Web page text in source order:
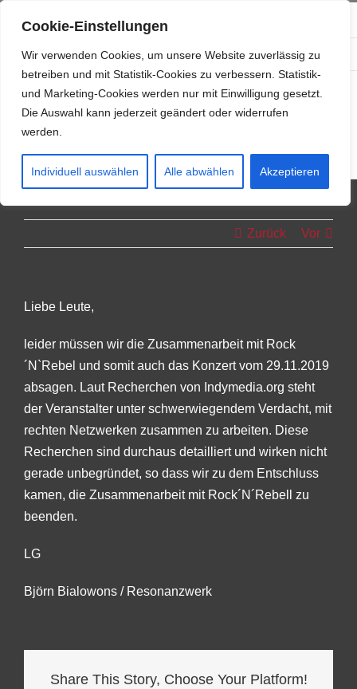
Cookie-Einstellungen
Wir verwenden Cookies, um unsere Website zuverlässig zu
betreiben und mit Statistik-Cookies zu verbessern. Statistik-
und Marketing-Cookies werden nur mit Einwilligung gesetzt.
Die Auswahl kann jederzeit geändert oder widerrufen
werden.
Individuell auswählen Alle abwählen Akzeptieren
Inhalt
springen
info@resonanzwerk.de
FacebookInstagram
E-
Zurück Vor
Liebe Leute,
leider müssen wir die Zusammenarbeit mit Rock
´N`Rebel und somit auch das Konzert vom 29.11.2019
absagen. Laut Recherchen von Indymedia.org steht
der Veranstalter unter schwerwiegendem Verdacht, mit
rechten Netzwerken zusammen zu arbeiten. Diese
Recherchen sind durchaus detailliert und wirken nicht
gerade unbegründet, so dass wir zu dem Entschluss
kamen, die Zusammenarbeit mit Rock´N´Rebell zu
beenden.
LG
Björn Bialowons / Resonanzwerk
Share This Story, Choose Your Platform!